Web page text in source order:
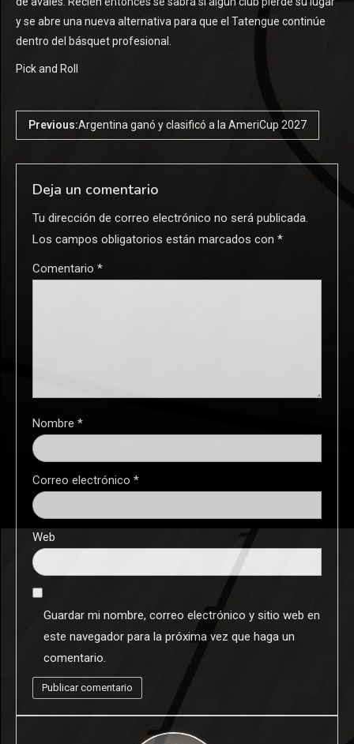
y se abre una nueva alternativa para que el Tatengue continúe
dentro del básquet profesional.
Pick and Roll
Previous:Argentina ganó y clasificó a la AmeriCup 2027
Deja un comentario
Tu dirección de correo electrónico no será publicada.
Los campos obligatorios están marcados con *
Comentario *
Nombre *
Correo electrónico *
Web
Guardar mi nombre, correo electrónico y sitio web en
este navegador para la próxima vez que haga un
comentario.